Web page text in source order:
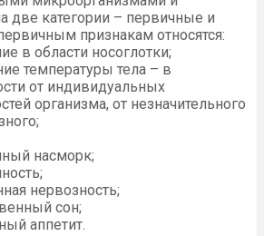
две категории – первичные и
признакам относятся:
в области носоглотки;
температуры тела – в
от индивидуальных
организма, от незначительного
насморк;
нервозность;
сон;
аппетит.